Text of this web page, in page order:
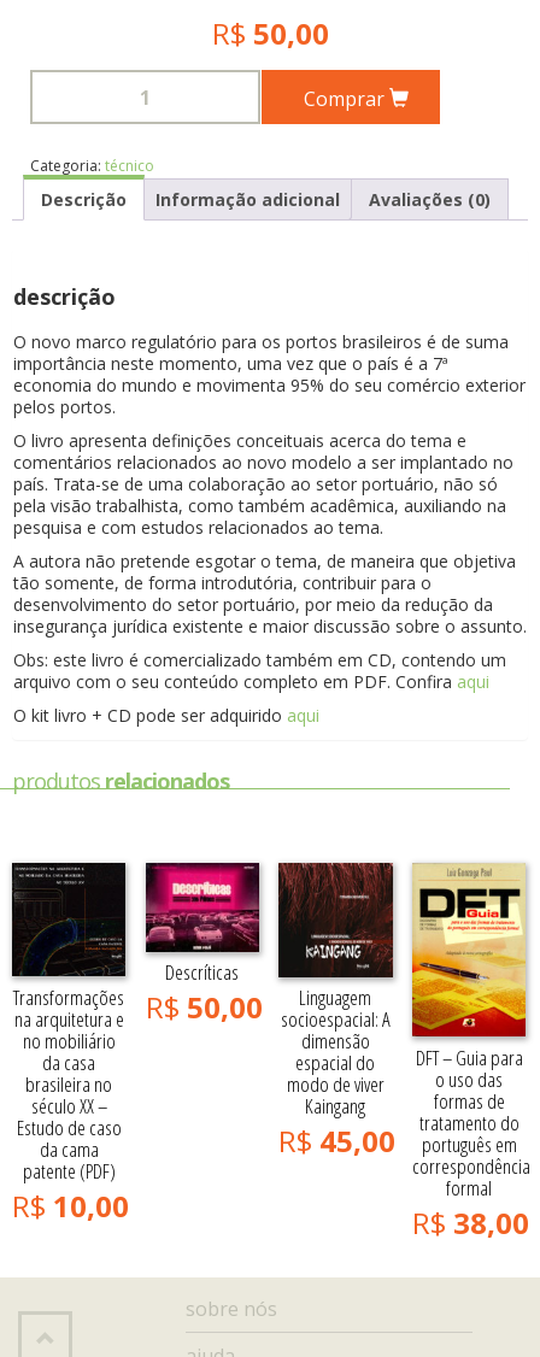
R$ 50,00
Comprar
Categoria: técnico
Descrição Informação adicional Avaliações (0)
descrição
O novo marco regulatório para os portos brasileiros é de suma
importância neste momento, uma vez que o país é a 7ª
economia do mundo e movimenta 95% do seu comércio exterior
pelos portos.
O livro apresenta definições conceituais acerca do tema e
comentários relacionados ao novo modelo a ser implantado no
país. Trata-se de uma colaboração ao setor portuário, não só
pela visão trabalhista, como também acadêmica, auxiliando na
pesquisa e com estudos relacionados ao tema.
A autora não pretende esgotar o tema, de maneira que objetiva
tão somente, de forma introdutória, contribuir para o
desenvolvimento do setor portuário, por meio da redução da
insegurança jurídica existente e maior discussão sobre o assunto.
Obs: este livro é comercializado também em CD, contendo um
arquivo com o seu conteúdo completo em PDF. Confira aqui
O kit livro + CD pode ser adquirido aqui
produtos relacionados
Transformações
na arquitetura e
no mobiliário
da casa
brasileira no
século XX –
Estudo de caso
da cama
patente (PDF)
R$ 10,00
Descríticas
R$ 50,00 Linguagem
socioespacial: A
dimensão
espacial do
modo de viver
Kaingang
R$ 45,00
DFT – Guia para
o uso das
formas de
tratamento do
português em
correspondência
formal
R$ 38,00
sobre nós